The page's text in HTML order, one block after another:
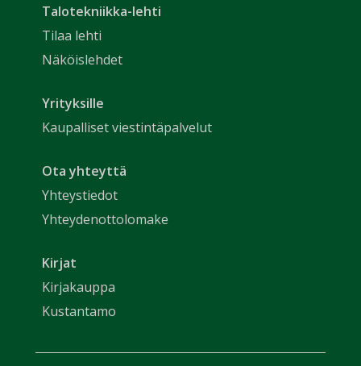
Talotekniikka-lehti
Tilaa lehti
Näköislehdet
Yrityksille
Kaupalliset viestintäpalvelut
Ota yhteyttä
Yhteystiedot
Yhteydenottolomake
Kirjat
Kirjakauppa
Kustantamo